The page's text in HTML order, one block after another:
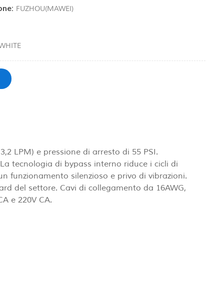
FUZHOU(MAWEI)
LPM) e pressione di arresto di 55 PSI.
tecnologia di bypass interno riduce i cicli di
funzionamento silenzioso e privo di vibrazioni.
del settore. Cavi di collegamento da 16AWG,
e 220V CA.